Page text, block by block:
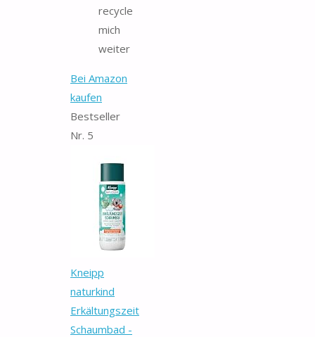
recycle
mich
weiter
Bei Amazon
kaufen
Bestseller
Nr. 5
Kneipp
naturkind
Erkältungszeit
Schaumbad -